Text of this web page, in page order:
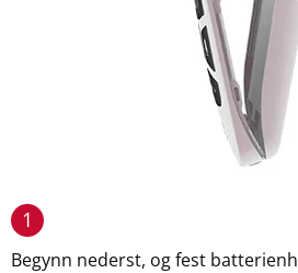
1
Begynn nederst, og fest